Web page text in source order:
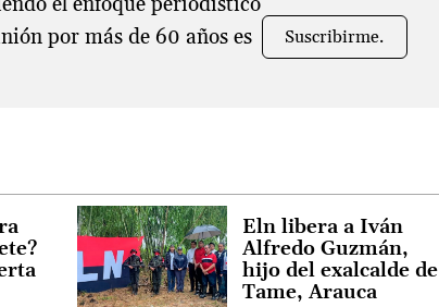
por más de 60 años es
Suscribirme.
Eln libera a Iván
Alfredo Guzmán,
hijo del exalcalde de
Tame, Arauca